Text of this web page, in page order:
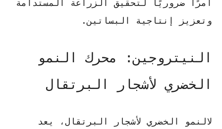
أمرًا ضروريًا لتحقيق
الزراعة المستدامة
وتعزيز إنتاجية البساتين.
النيتروجين: محرك النمو
الخضري لأشجار البرتقال
لالنمو الخضري لأشجار البرتقال، يعد